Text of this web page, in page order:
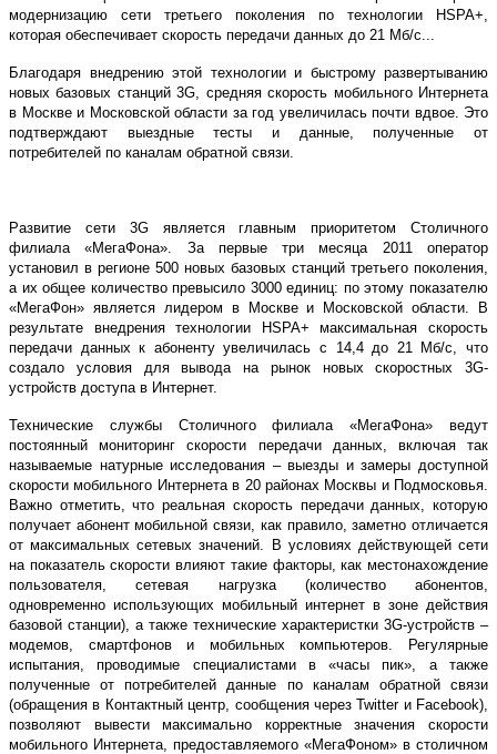
модернизацию сети третьего поколения по технологии HSPA+,
которая обеспечивает скорость передачи данных до 21 Мб/с...
Благодаря внедрению этой технологии и быстрому развертыванию
новых базовых станций 3G, средняя скорость мобильного Интернета
в Москве и Московской области за год увеличилась почти вдвое. Это
подтверждают выездные тесты и данные, полученные от
потребителей по каналам обратной связи.
Развитие сети 3G является главным приоритетом Столичного
филиала «МегаФона». За первые три месяца 2011 оператор
установил в регионе 500 новых базовых станций третьего поколения,
а их общее количество превысило 3000 единиц: по этому показателю
«МегаФон» является лидером в Москве и Московской области. В
результате внедрения технологии HSPA+ максимальная скорость
передачи данных к абоненту увеличилась с 14,4 до 21 Мб/с, что
создало условия для вывода на рынок новых скоростных 3G-
устройств доступа в Интернет.
Технические службы Столичного филиала «МегаФона» ведут
постоянный мониторинг скорости передачи данных, включая так
называемые натурные исследования – выезды и замеры доступной
скорости мобильного Интернета в 20 районах Москвы и Подмосковья.
Важно отметить, что реальная скорость передачи данных, которую
получает абонент мобильной связи, как правило, заметно отличается
от максимальных сетевых значений. В условиях действующей сети
на показатель скорости влияют такие факторы, как местонахождение
пользователя, сетевая нагрузка (количество абонентов,
одновременно использующих мобильный интернет в зоне действия
базовой станции), а также технические характеристки 3G-устройств –
модемов, смартфонов и мобильных компьютеров. Регулярные
испытания, проводимые специалистами в «часы пик», а также
полученные от потребителей данные по каналам обратной связи
(обращения в Контактный центр, сообщения через Twitter и Facebook),
позволяют вывести максимально корректные значения скорости
мобильного Интернета, предоставляемого «МегаФоном» в столичном